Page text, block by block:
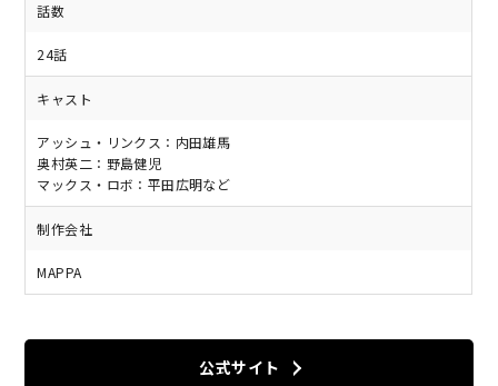
話数
24話
キャスト
アッシュ・リンクス：内田雄馬
奥村英二：野島健児
マックス・ロボ：平田広明など
制作会社
MAPPA
公式サイト